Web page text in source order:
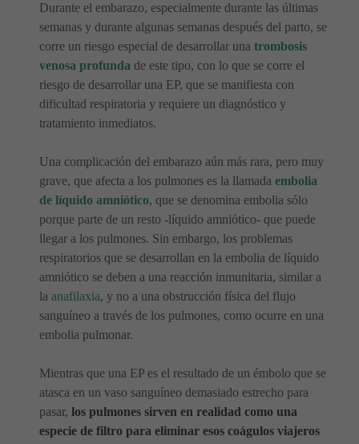
Durante el embarazo, especialmente durante las últimas
semanas y durante algunas semanas después del parto, se
corre un riesgo especial de desarrollar una trombosis
venosa profunda de este tipo, con lo que se corre el
riesgo de desarrollar una EP, que se manifiesta con
dificultad respiratoria y requiere un diagnóstico y
tratamiento inmediatos.
Una complicación del embarazo aún más rara, pero muy
grave, que afecta a los pulmones es la llamada embolia
de líquido amniótico, que se denomina embolia sólo
porque parte de un resto -líquido amniótico- que puede
llegar a los pulmones. Sin embargo, los problemas
respiratorios que se desarrollan en la embolia de líquido
amniótico se deben a una reacción inmunitaria, similar a
la anafilaxia, y no a una obstrucción física del flujo
sanguíneo a través de los pulmones, como ocurre en una
embolia pulmonar.
Mientras que una EP es el resultado de un émbolo que se
atasca en un vaso sanguíneo demasiado estrecho para
pasar, los pulmones sirven en realidad como una
especie de filtro para eliminar esos coágulos viajeros